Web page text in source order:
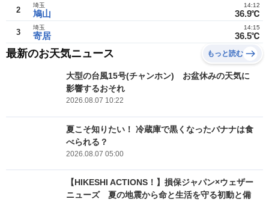
2 鳩山
埼玉
36.9℃
14:12
3 寄居
埼玉
36.5℃
14:15
最新のお天気ニュース もっと読む
大型の台風15号(チャンホン) お盆休みの天気に
影響するおそれ
2026.08.07 10:22
夏こそ知りたい！ 冷蔵庫で黒くなったバナナは食
べられる？
2026.08.07 05:00
【HIKESHI ACTIONS！】損保ジャパン×ウェザー
ニューズ 夏の地震から命と生活を守る初動と備